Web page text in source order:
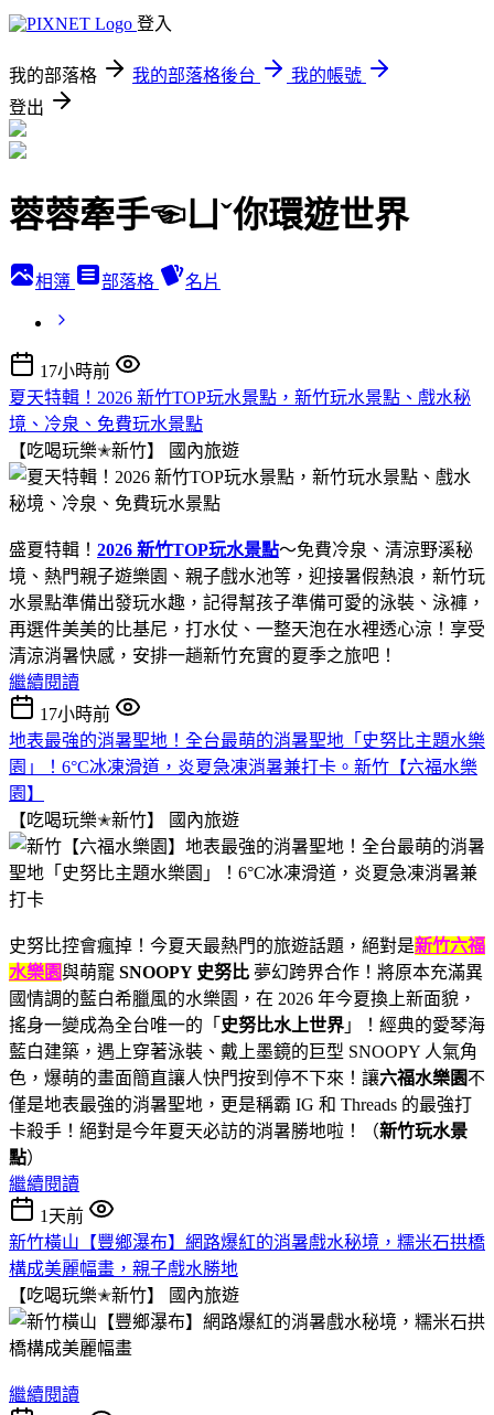
登入
我的部落格 我的部落格後台
我的帳號
登出
蓉蓉牽手☜ㄩˇ你環遊世界
相簿 部落格 名片
17小時前
夏天特輯！2026 新竹TOP玩水景點，新竹玩水景點、戲水秘
境、冷泉、免費玩水景點
【吃喝玩樂✭新竹】
國內旅遊
盛夏特輯！ 2026 新竹TOP玩水景點～免費冷泉、清涼野溪秘
境、熱門親子遊樂園、親子戲水池等，迎接暑假熱浪，新竹玩
水景點準備出發玩水趣，記得幫孩子準備可愛的泳裝、泳褲，
再選件美美的比基尼，打水仗、一整天泡在水裡透心涼！享受
清涼消暑快感，安排一趟新竹充實的夏季之旅吧！
繼續閱讀
17小時前
地表最強的消暑聖地！全台最萌的消暑聖地「史努比主題水樂
園」！6°C冰凍滑道，炎夏急凍消暑兼打卡。新竹【六福水樂
園】
【吃喝玩樂✭新竹】
國內旅遊
史努比控會瘋掉！今夏天最熱門的旅遊話題，絕對是新竹六福
水樂園與萌寵 SNOOPY 史努比 夢幻跨界合作！將原本充滿異
國情調的藍白希臘風的水樂園，在 2026 年今夏換上新面貌，
搖身一變成為全台唯一的「 史努比水上世界 」！經典的愛琴海
藍白建築，遇上穿著泳裝、戴上墨鏡的巨型 SNOOPY 人氣角
色，爆萌的畫面簡直讓人快門按到停不下來！讓六福水樂園不
僅是地表最強的消暑聖地，更是稱霸 IG 和 Threads 的最強打
卡殺手！絕對是今年夏天必訪的消暑勝地啦！（新竹玩水景
點）
繼續閱讀
1天前
新竹橫山【豐鄉瀑布】網路爆紅的消暑戲水秘境，糯米石拱橋
構成美麗幅畫，親子戲水勝地
【吃喝玩樂✭新竹】
國內旅遊
繼續閱讀